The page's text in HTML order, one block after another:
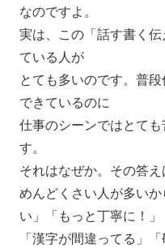
なのですよ。
実は、この「話す書く
ている人が
とても多いのです。 普
できているのに
仕事のシーンではとて
す。
それはなぜか。その答え
めんどくさい人が多い
い」「もっと丁寧に！」
「漢字が間違ってる」